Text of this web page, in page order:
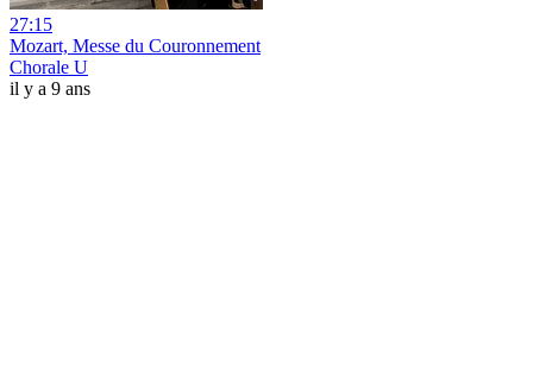
27:15
Mozart, Messe du Couronnement
Chorale U
il y a 9 ans